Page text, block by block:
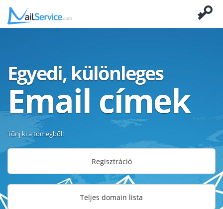
Egyedi, különleges
Email címek
Tűnj ki a tömegből!
Regisztráció
Teljes domain lista